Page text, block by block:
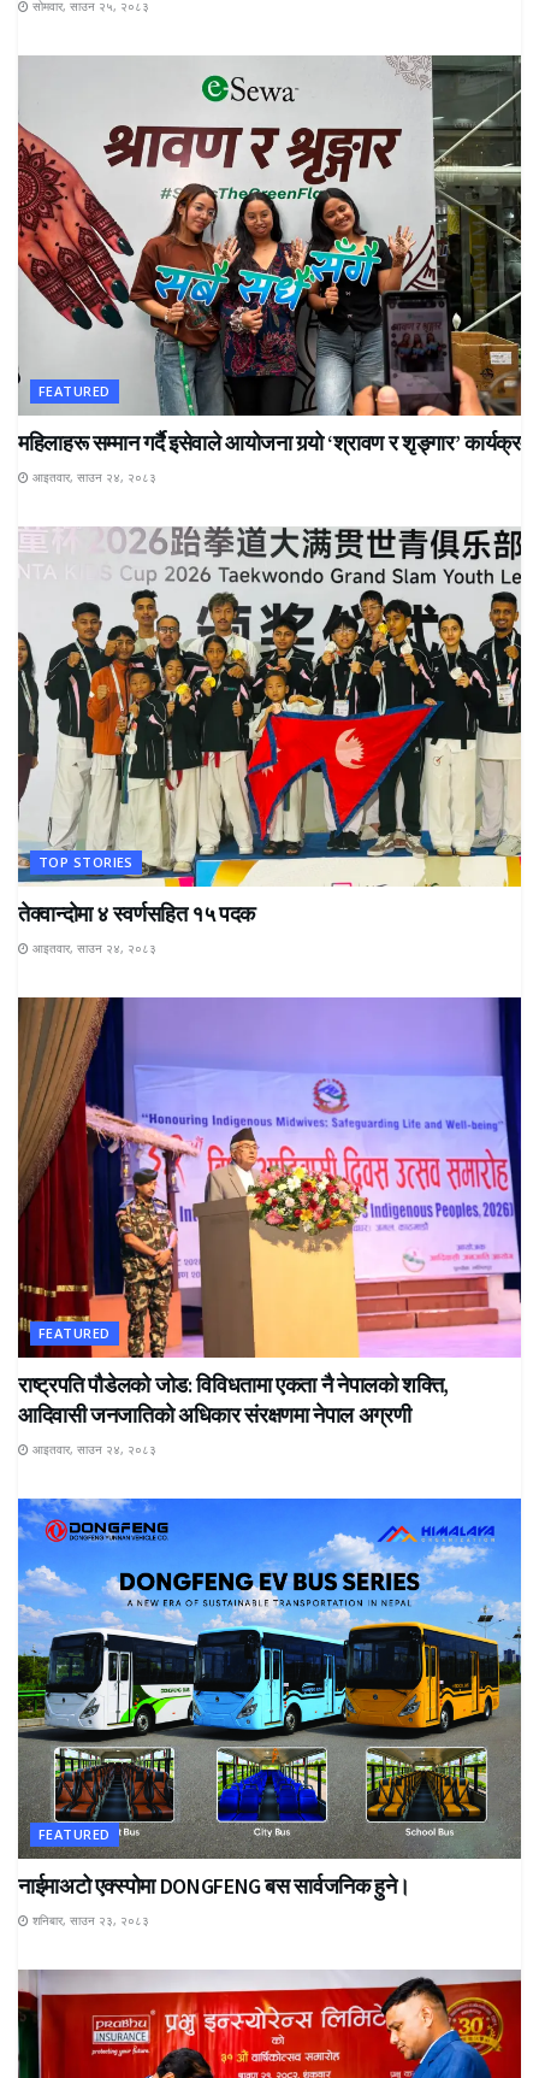
सोमवार, साउन २५, २०८३
FEATURED
महिलाहरू सम्मान गर्दै इसेवाले आयोजना गर्‍यो ‘श्रावण र शृङ्गार’ कार्यक्रम
आइतवार, साउन २४, २०८३
TOP STORIES
तेक्वान्दोमा ४ स्वर्णसहित १५ पदक
आइतवार, साउन २४, २०८३
FEATURED
राष्ट्रपति पौडेलको जोड: विविधतामा एकता नै नेपालको शक्ति,
आदिवासी जनजातिको अधिकार संरक्षणमा नेपाल अग्रणी
आइतवार, साउन २४, २०८३
FEATURED
नाईमाअटो एक्स्पोमा DONGFENG बस सार्वजनिक हुने।
शनिबार, साउन २३, २०८३